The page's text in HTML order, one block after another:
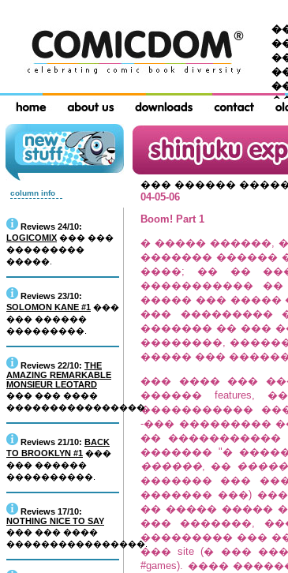
column info
Reviews 24/10:
LOGICOMIX ��� ���
���������
�����.
Reviews 23/10:
SOLOMON KANE #1 ���
��� ������
���������.
Reviews 22/10: THE
AMAZING REMARKABLE
MONSIEUR LEOTARD
��� ��� ����
����������������.
Reviews 21/10: BACK
TO BROOKLYN #1 ���
��� ������
����������.
Reviews 17/10:
NOTHING NICE TO SAY
��� ��� ����
����������������.
��� ������
04-05-06
Boom! Part 1
� ����� ������, ��
������� ������
����; �� ��
�����������
����� ��� �����
��� ���������
������� �� ���
��������,
����� ���
��� ���� ���
������
�����������
-��� ���������
��
������� "�
������, ��
������� ���
������� ���)
�� ����� �����
��� �������,
��������� ���
��� site (� ���
#games). ����